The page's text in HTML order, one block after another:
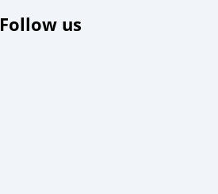
Follow us